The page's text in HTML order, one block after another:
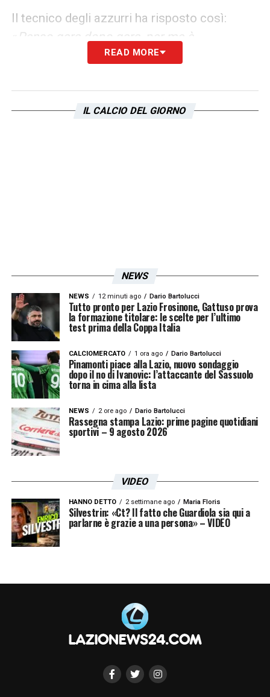
Il tecnico degli azzurri ha risposto così:
Penso gara dopo gara, per me è
importantissima la prossima partita e non
tre gare importanti, ci mancano giocatori
fondamentali, che facciano respirare gli altri.
Iscriviti gratis alla nostra
Newsletter
ISCRIVIMI
Accetto laPrivacy Policy
LA PLAYLIST DELLE NOSTRE TOP NEWS
READ MORE
IL CALCIO DEL GIORNO
NEWS
NEWS 12 minuti ago Dario Bartolucci
Tutto pronto per Lazio Frosinone, Gattuso prova
la formazione titolare: le scelte per l’ultimo
test prima della Coppa Italia
CALCIOMERCATO 1 ora ago Dario Bartolucci
Pinamonti piace alla Lazio, nuovo sondaggio
dopo il no di Ivanovic: l’attaccante del Sassuolo
torna in cima alla lista
NEWS 2 ore ago Dario Bartolucci
Rassegna stampa Lazio: prime pagine quotidiani
sportivi – 9 agosto 2026
VIDEO
HANNO DETTO 2 settimane ago Maria Floris
Silvestrin: «Ct? Il fatto che Guardiola sia qui a
parlarne è grazie a una persona» – VIDEO